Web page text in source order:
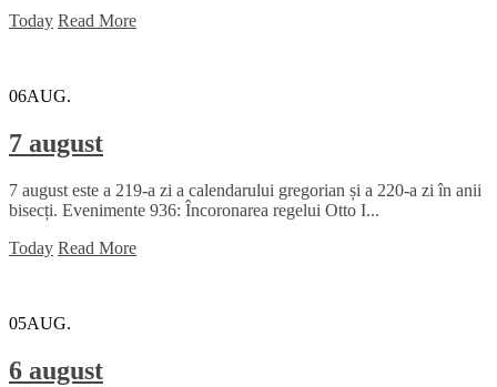
Today Read More
06AUG.
7 august
7 august este a 219-a zi a calendarului gregorian și a 220-a zi în anii
bisecți. Evenimente 936: Încoronarea regelui Otto I...
Today Read More
05AUG.
6 august